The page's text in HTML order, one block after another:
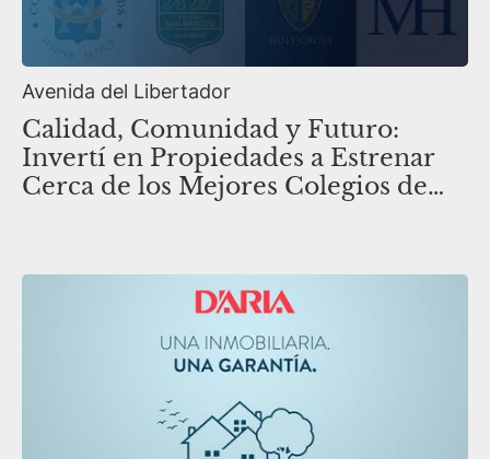
Avenida del Libertador
Calidad, Comunidad y Futuro:
Invertí en Propiedades a Estrenar
Cerca de los Mejores Colegios de